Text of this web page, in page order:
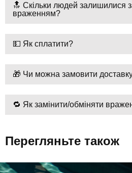
🔝 Скільки людей залишилися
враженням?
💵 Як сплатити?
🎁 Чи можна замовити
🔁 Як замінити/обміняти
Перегляньте також